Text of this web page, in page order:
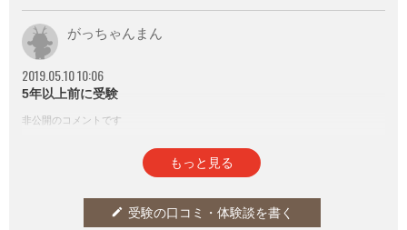
がっちゃんまん
2019.05.10 10:06
5年以上前に受験
非公開のコメントです
もっと見る
edit 受験の口コミ・体験談を書く